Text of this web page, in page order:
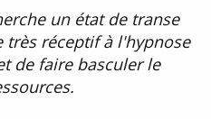
un état de transe
réceptif à l'hypnose
de faire basculer le